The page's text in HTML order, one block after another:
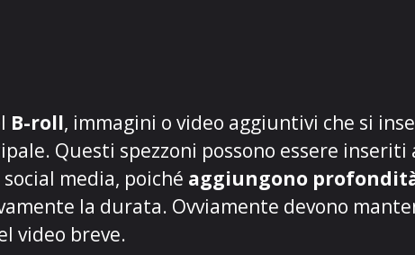
B-roll, immagini o video aggiuntivi che si
Questi spezzoni possono essere inseriti
media, poiché aggiungono
la durata. Ovviamente devono
video breve.